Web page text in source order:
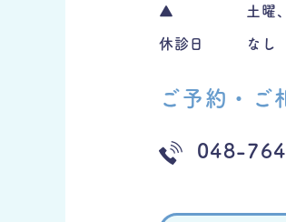
▲ 土曜
休診日 なし
ご予約・ご
048-